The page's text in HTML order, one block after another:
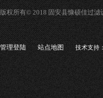
版权所有© 2018 固安县慷硕佳过滤
管理登陆 站点地图 技术支持